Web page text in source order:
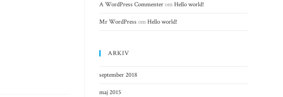
A WordPress CommenteromHello world!
Mr WordPressomHello world!
ARKIV
september 2018
maj 2015